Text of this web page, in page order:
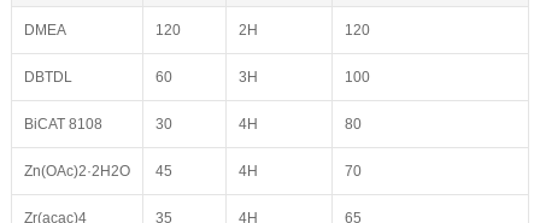
DMEA 120 2H 120
DBTDL 60 3H 100
BiCAT 8108 30 4H 80
Zn(OAc)2·2H2O 45 4H 70
Zr(acac)4 35 4H 65